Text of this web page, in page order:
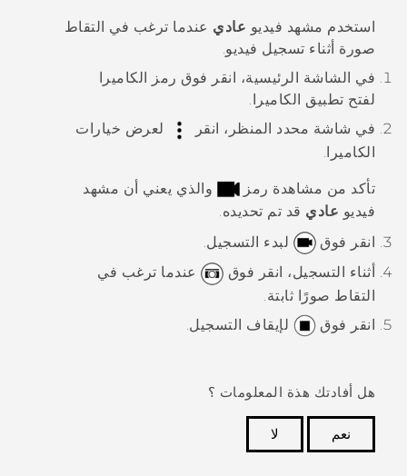
الدعماستخدم مشهد فيديو عادي عندما ترغب في التقاط
صورة أثناء تسجيل فيديو.
في الشاشة
الرئيسية، انقر فوق رمز الكاميرا
لفتح تطبيق الكاميرا .
في شاشة محدد المنظر، انقر
لعرض خيارات
الكاميرا.
تأكد من مشاهدة رمز
والذي يعني أن مشهد
فيديو عادي قد تم تحديده.
انقر فوق
لبدء التسجيل.
أثناء التسجيل، انقر فوق
عندما ترغب في
التقاط صورًا ثابتة.
انقر فوق
لإيقاف التسجيل.
هل أفادتك هذة المعلومات ؟
نعم
لا